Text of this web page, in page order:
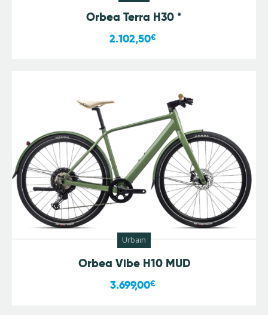
Orbea Terra H30 *
2.102,50€
Urbain
Orbea Vibe H10 MUD
3.699,00€